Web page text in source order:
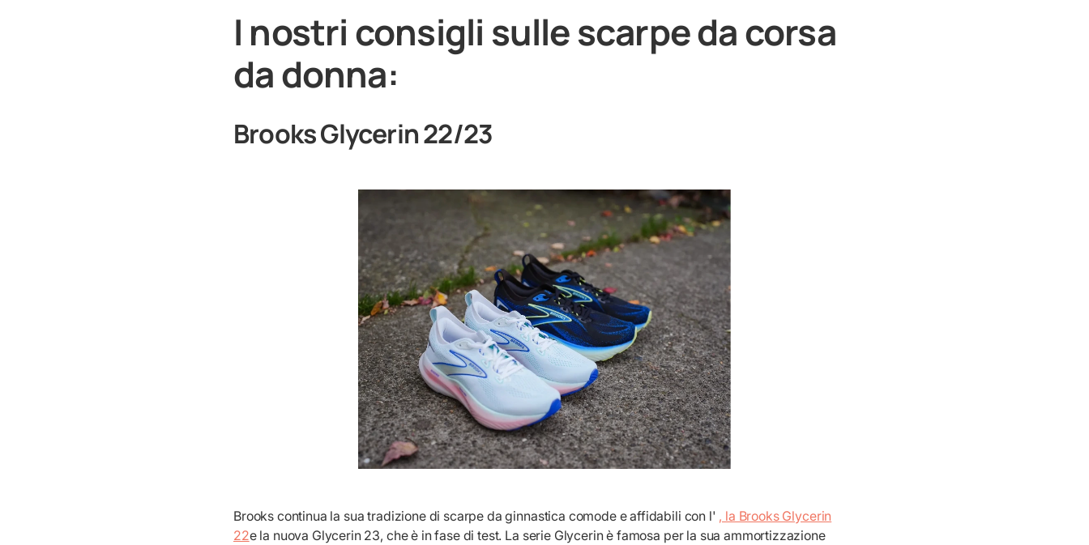
I nostri consigli sulle scarpe da corsa
da donna:
Brooks Glycerin 22/23
Brooks continua la sua tradizione di scarpe da ginnastica comode e affidabili con l' , la Brooks Glycerin
22e la nuova Glycerin 23, che è in fase di test. La serie Glycerin è famosa per la sua ammortizzazione